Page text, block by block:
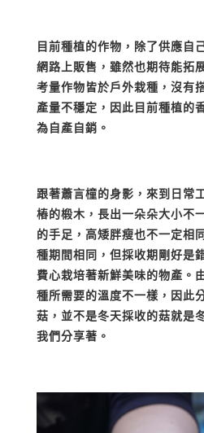
目前種植的作物，除了供應自
網路上販售，雖然也期待能拓
考量作物皆於戶外栽種，沒有
產量不穩定，因此目前種植的
為自產自銷。
跟著蕭言橦的身影，來到日常
樁的椴木，長出一朵朵大小不
的手足，高矮胖瘦也不一定相
種期間相同，但採收期剛好是
費心栽培著新鮮美味的物產。
種所需要的溫度不一樣，因此
菇，並不是冬天採收的菇就是
我們分享著。